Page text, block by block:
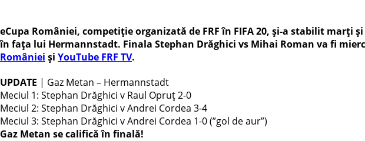
eCupa României, competiție organizată de FRF în FIFA 20, și-a stabilit marți
în fața lui Hermannstadt. Finala Stephan Drăghici vs Mihai Roman va fi
României și YouTube FRF TV.
UPDATE | Gaz Metan – Hermannstadt
Meciul 1: Stephan Drăghici v Raul Opruț 2-0
Meciul 2: Stephan Drăghici v Andrei Cordea 3-4
Meciul 3: Stephan Drăghici v Andrei Cordea 1-0 (”gol de aur”)
Gaz Metan se califică în finală!